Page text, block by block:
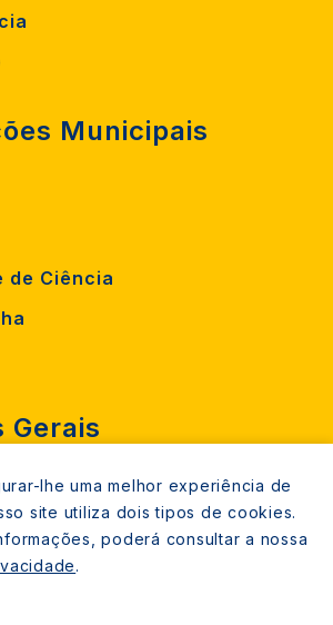
Municipais
de Ciência
Gerais
rede fixa)
lhe uma melhor experiência de
site utiliza dois tipos de cookies.
poderá consultar a nossa
.